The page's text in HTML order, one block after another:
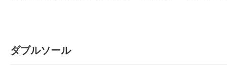
ダブルソール